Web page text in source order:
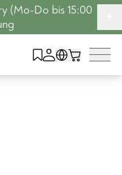
(Mo-Do bis 15:00